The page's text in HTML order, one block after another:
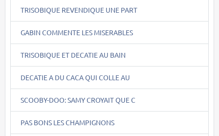
TRISOBIQUE REVENDIQUE UNE PART
GABIN COMMENTE LES MISERABLES
TRISOBIQUE ET DECATIE AU BAIN
DECATIE A DU CACA QUI COLLE AU
SCOOBY-DOO: SAMY CROYAIT QUE C
PAS BONS LES CHAMPIGNONS